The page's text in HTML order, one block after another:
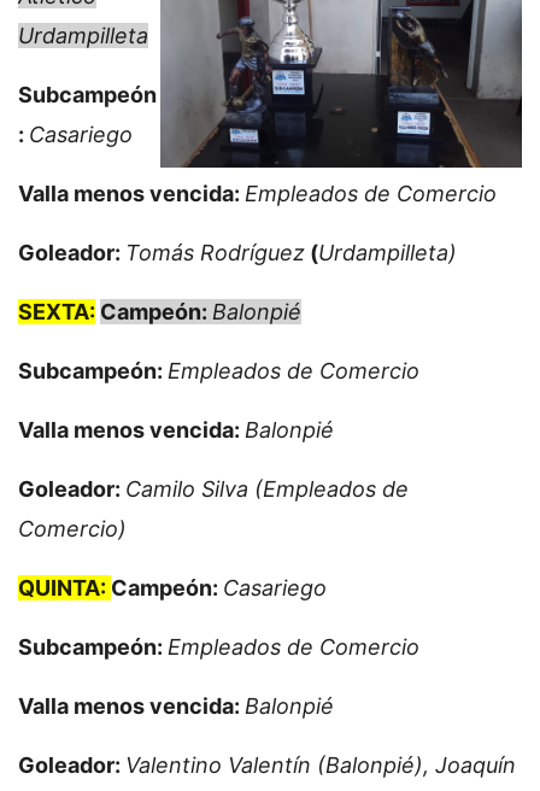
Urdampilleta
Subcampeón
: Casariego
Valla menos vencida: Empleados de Comercio
Goleador: Tomás Rodríguez (Urdampilleta)
SEXTA: Campeón: Balonpié
Subcampeón: Empleados de Comercio
Valla menos vencida: Balonpié
Goleador: Camilo Silva (Empleados de
Comercio)
QUINTA: Campeón: Casariego
Subcampeón: Empleados de Comercio
Valla menos vencida: Balonpié
Goleador: Valentino Valentín (Balonpié), Joaquín